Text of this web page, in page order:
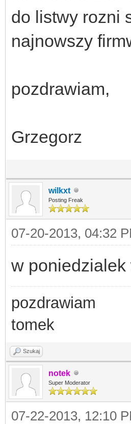
do listwy rozni
najnowszy
pozdrawiam,
Grzegorz
wilkxt
Posting Freak
07-20-2013, 04:32
w
pozdrawiam
tomek
Szukaj
notek
Super Moderator
07-22-2013, 12:10